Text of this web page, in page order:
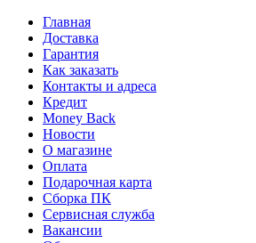
Главная
Доставка
Гарантия
Как заказать
Контакты и адреса
Кредит
Money Back
Новости
О магазине
Оплата
Подарочная карта
Сборка ПК
Сервисная служба
Вакансии